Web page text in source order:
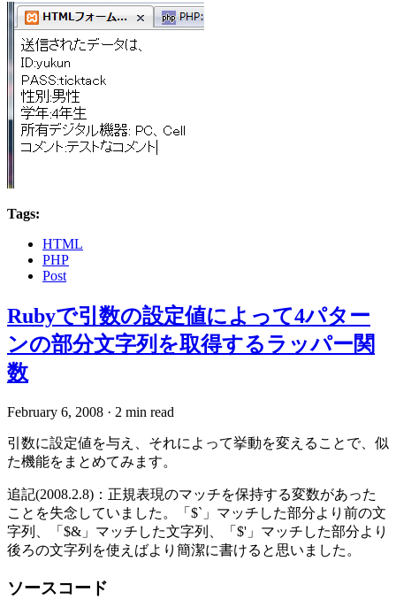
Tags:
HTML
PHP
Post
Rubyで引数の設定値によって4パター
ンの部分文字列を取得するラッパー関
数
February 6, 2008 · 2 min read
引数に設定値を与え、それによって挙動を変えることで、似
た機能をまとめてみます。
追記(2008.2.8)：正規表現のマッチを保持する変数があった
ことを失念していました。「$`」マッチした部分より前の文
字列、「$&」マッチした文字列、「$'」マッチした部分より
後ろの文字列を使えばより簡潔に書けると思いました。
ソースコード